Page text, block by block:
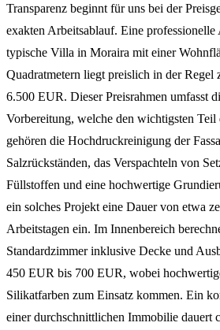
Transparenz beginnt für uns bei der
exakten Arbeitsablauf. Eine
typische Villa in Moraira mit einer
Quadratmetern liegt preislich in der
6.500 EUR. Dieser Preisrahmen umfasst
Vorbereitung, welche den wichtigsten
gehören die Hochdruckreinigung der
Salzrückständen, das Verspachteln von
Füllstoffen und eine hochwertige
ein solches Projekt eine Dauer von etwa
Arbeitstagen ein. Im Innenbereich
Standardzimmer inklusive Decke und
450 EUR bis 700 EUR, wobei
Silikatfarben zum Einsatz kommen. Ein
einer durchschnittlichen Immobilie dauert